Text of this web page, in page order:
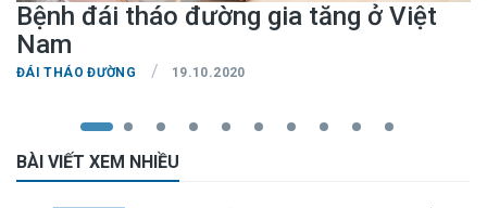
Bệnh đái tháo đường gia tăng ở Việt
Nam
ĐÁI THÁO ĐƯỜNG / 19.10.2020
BÀI VIẾT XEM NHIỀU